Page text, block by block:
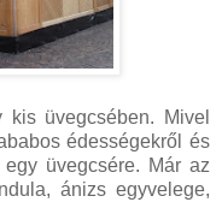
üvegcsében. Mivel
édességekről és
üvegcsére. Már az
ánizs egyvelege,